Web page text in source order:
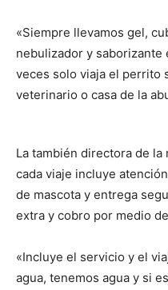
«Siempre llevamos gel,
nebulizador y saborizante
veces solo viaja el perrito
veterinario o casa de la
La también directora de la
cada viaje incluye
de mascota y entrega
extra y cobro por medio
«Incluye el servicio y el
agua, tenemos agua y si